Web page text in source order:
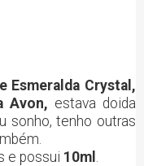
Esmeralda Crystal,
Avon, estava doida
sonho, tenho outras
e possui 10ml